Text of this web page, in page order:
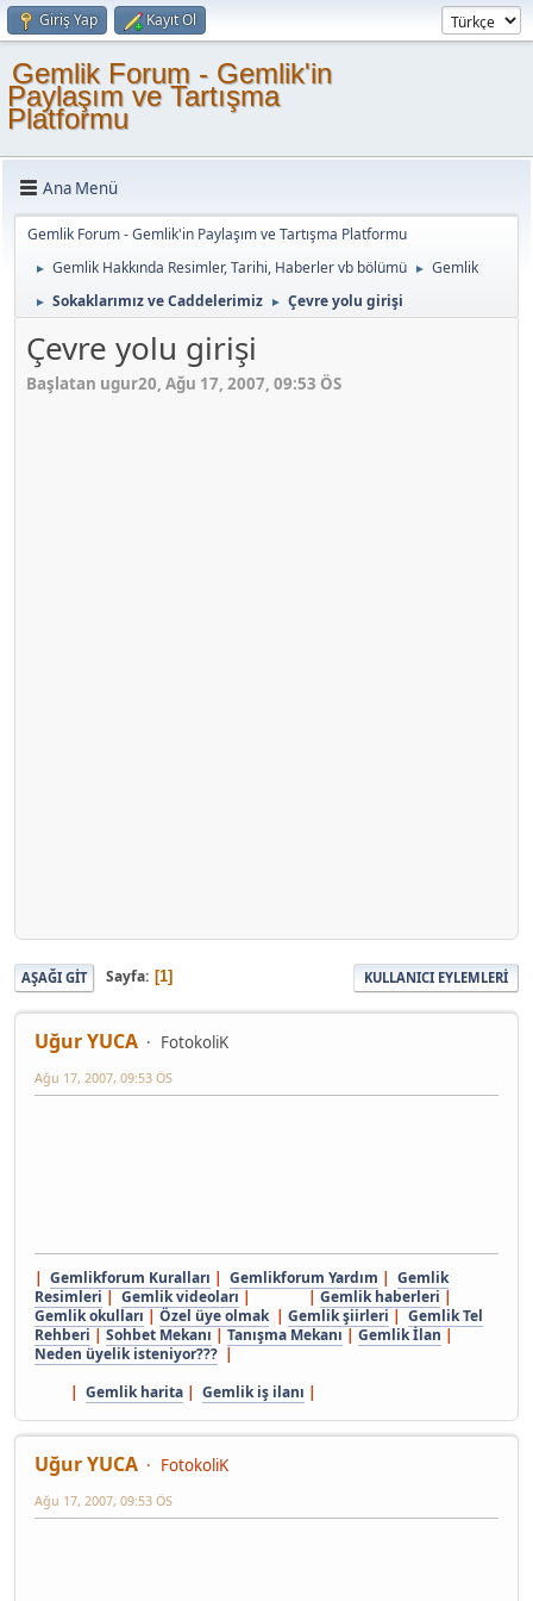
Giriş Yap Kayıt Ol
Gemlik Forum - Gemlik'in
Paylaşım ve Tartışma
Platformu
Ana Menü
Gemlik Forum - Gemlik'in Paylaşım ve Tartışma Platformu
► Gemlik Hakkında Resimler, Tarihi, Haberler vb bölümü ► Gemlik
► Sokaklarımız ve Caddelerimiz ► Çevre yolu girişi
Çevre yolu girişi
Başlatan ugur20, Ağu 17, 2007, 09:53 ÖS
AŞAĞI GIT Sayfa 1 KULLANICI EYLEMLERI
Uğur YUCA FotokoliK
Ağu 17, 2007, 09:53 ÖS
| Gemlikforum Kuralları | Gemlikforum Yardım | Gemlik
Resimleri | Gemlik videoları | | Gemlik haberleri |
Gemlik okulları | Özel üye olmak| Gemlik şiirleri | Gemlik Tel
Rehberi | Sohbet Mekanı | Tanışma Mekanı | Gemlik İlan |
Neden üyelik isteniyor??? |
| Gemlik harita | Gemlik iş ilanı |
Uğur YUCA FotokoliK
Ağu 17, 2007, 09:53 ÖS